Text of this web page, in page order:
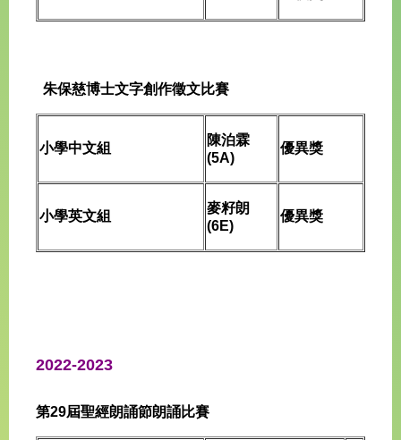
朱保慈博士文字創作徵文比賽
小學中文組
陳泊霖
(5A)
優異獎
小學英文組
麥籽朗
(6E)
優異獎
2022-2023
第29屆聖經朗誦節朗誦比賽